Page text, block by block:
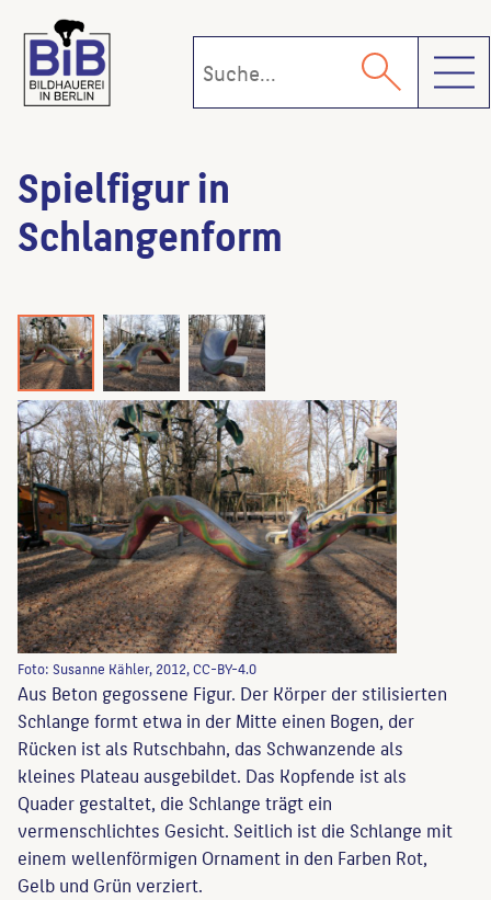
Spielfigur in
Schlangenform
Foto: Susanne Kähler, 2012, CC-BY-4.0
Aus Beton gegossene Figur. Der Körper der stilisierten
Schlange formt etwa in der Mitte einen Bogen, der
Rücken ist als Rutschbahn, das Schwanzende als
kleines Plateau ausgebildet. Das Kopfende ist als
Quader gestaltet, die Schlange trägt ein
vermenschlichtes Gesicht. Seitlich ist die Schlange mit
einem wellenförmigen Ornament in den Farben Rot,
Gelb und Grün verziert.